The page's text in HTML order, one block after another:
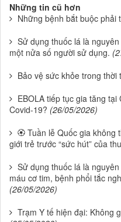
Những tin cũ hơn
Những bệnh bắt buộc phải
Sử dụng thuốc lá là
một nửa số người sử dụng.
Bảo vệ sức khỏe trong thời
EBOLA tiếp tục gia tăng
Covid-19? (26/05/2026)
🏵 Tuần lễ Quốc gia không
giới trẻ trước “sức hút” của
Sử dụng thuốc lá là
máu cơ tim, bệnh phổi tắc
(26/05/2026)
Trạm Y tế hiện đại: Không